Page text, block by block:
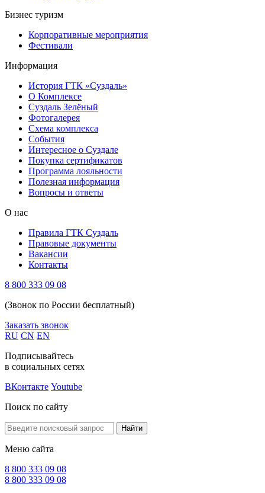
Бизнес туризм
Корпоративные мероприятия
Фестивали
Информация
История ГТК «Суздаль»
О Комплексе
Суздаль Зелёный
Фотогалерея
Схема комплекса
Cобытия
Интересное о Суздале
Покупка сертификатов
Программа лояльности
Полезная информация
Вопросы и ответы
О нас
Правила ГТК Суздаль
Правовые документы
Вакансии
Контакты
8 800 333 09 08
(Звонок по России бесплатный)
Заказать звонок
RU CN EN
Подписывайтесь
в социальных сетях
ВКонтакте Youtube
Поиск по сайту
Найти
Меню сайта
8 800 333 09 08
8 800 333 09 08